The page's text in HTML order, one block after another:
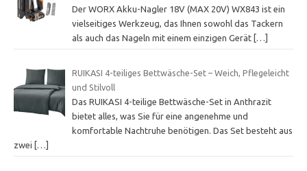
Der WORX Akku-Nagler 18V (MAX 20V) WX843 ist ein
vielseitiges Werkzeug, das Ihnen sowohl das Tackern
als auch das Nageln mit einem einzigen Gerät […]
RUIKASI 4-teiliges Bettwäsche-Set – Weich, Pflegeleicht
und Stilvoll
Das RUIKASI 4-teilige Bettwäsche-Set in Anthrazit
bietet alles, was Sie für eine angenehme und
komfortable Nachtruhe benötigen. Das Set besteht aus
zwei
[…]